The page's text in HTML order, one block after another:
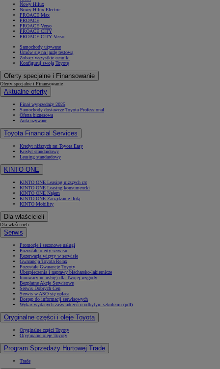
Nowy Hilux
Nowy Hilux Electric
PROACE Max
PROACE
PROACE Verso
PROACE CITY
PROACE CITY Verso
Samochody używane
Umów się na jazdę testową
Zobacz wszystkie cenniki
Konfiguruj swoją Toyotę
Oferty specjalne i Finansowanie
Oferty specjalne i Finansowanie
Aktualne oferty
Finał wyprzedaży 2025
Samochody dostawcze Toyota Professional
Oferta biznesowa
Auta używane
Toyota Financial Services
Kredyt niższych rat Toyota Easy
Kredyt standardowy
Leasing standardowy
KINTO ONE
KINTO ONE Leasing niższych rat
KINTO ONE Leasing konsumencki
KINTO ONE Najem
KINTO ONE Zarządzanie flotą
KINTO Mobility
Dla właścicieli
Dla właścicieli
Serwis
Promocje i sezonowe usługi
Pozostałe oferty serwisu
Rezerwacja wizyty w serwisie
Gwarancja Toyota Relax
Pozostałe Gwarancje Toyoty
Ubezpieczenia i naprawy blacharsko-lakiernicze
Innowacyjne usługi dla Twojej wygody
Bezpłatne Akcje Serwisowe
Serwis Dobrych Cen
Serwis w ASO się opłaca
Dostęp do informacji serwisowych
Wykaz wydanych zaświadczeń o odbytym szkoleniu (pdf)
Oryginalne części i oleje Toyota
Oryginalne części Toyoty
Oryginalne oleje Toyoty
Program Sprzedaży Hurtowej Trade
Trade